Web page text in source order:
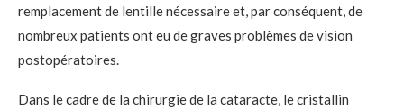
remplacement de lentille nécessaire et, par conséquent, de
nombreux patients ont eu de graves problèmes de vision
postopératoires.
Dans le cadre de la chirurgie de la cataracte, le cristallin